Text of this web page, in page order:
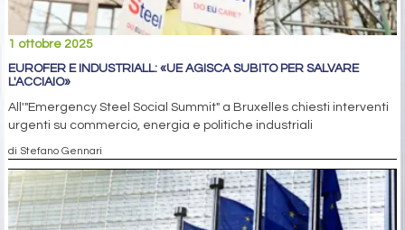
1 ottobre 2025
EUROFER E INDUSTRIALL: «UE AGISCA SUBITO PER SALVARE
L'ACCIAIO»
All'"Emergency Steel Social Summit" a Bruxelles chiesti interventi
urgenti su commercio, energia e politiche industriali
di Stefano Gennari